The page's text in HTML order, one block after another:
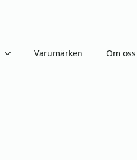
Varumärken Om oss